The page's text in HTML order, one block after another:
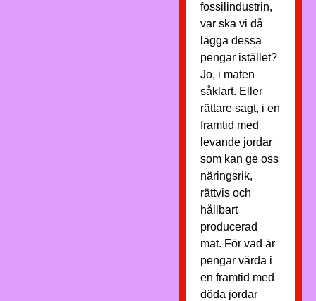
fossilindustrin,
var ska vi då
lägga dessa
pengar istället?
Jo, i maten
såklart. Eller
rättare sagt, i en
framtid med
levande jordar
som kan ge oss
näringsrik,
rättvis och
hållbart
producerad
mat. För vad är
pengar värda i
en framtid med
döda jordar